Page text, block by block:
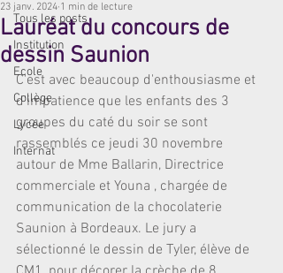
Tous les posts
Institution
Ecole
Collège
Lycée
Internat
Lauréat du concours de
dessin Saunion
23 janv. 2024 1 min de lecture
C'est avec beaucoup d'enthousiasme et
d'impatience que les enfants des 3
groupes du caté du soir se sont
rassemblés ce jeudi 30 novembre
autour de Mme Ballarin, Directrice
commerciale et Youna , chargée de
communication de la chocolaterie
Saunion à Bordeaux. Le jury a
sélectionné le dessin de Tyler, élève de